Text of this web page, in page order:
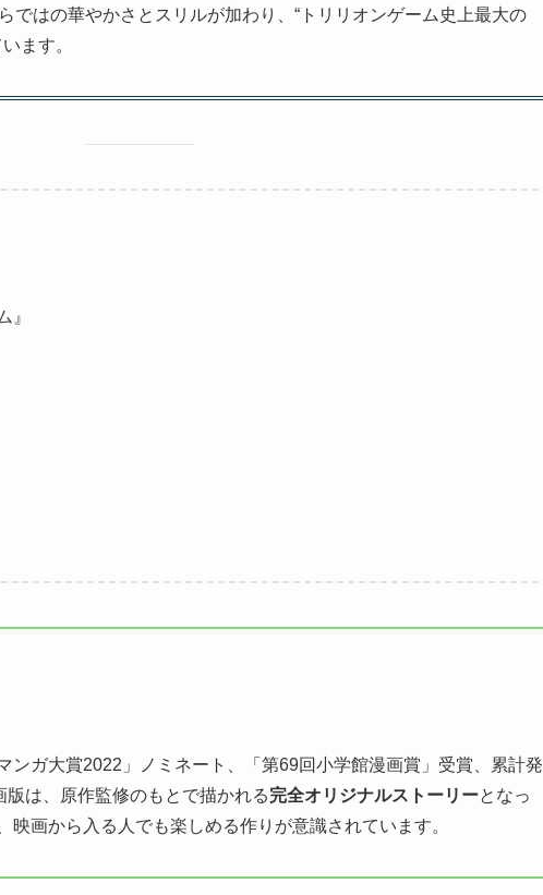
ではの華やかさとスリルが加わり、“トリリオンゲーム史上最大の
ます。
』
ンガ大賞2022」ノミネート、「第69回小学館漫画賞」受賞、累計発
は、原作監修のもとで描かれる完全オリジナルストーリーとなっ
映画から入る人でも楽しめる作りが意識されています。